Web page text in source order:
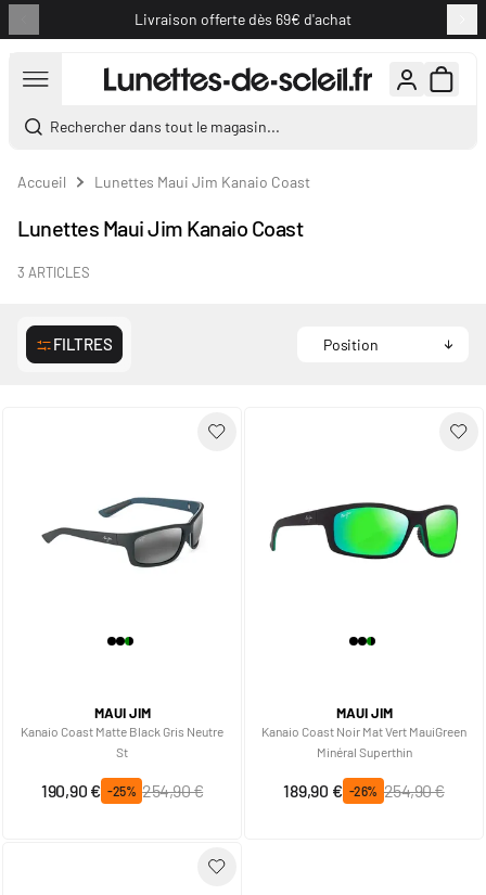
Livraison offerte dès 69€ d'achat
Rechercher dans tout le magasin...
Accueil Lunettes Maui Jim Kanaio Coast
Lunettes Maui Jim Kanaio Coast
3 ARTICLES
FILTRES
MAUI JIM
Kanaio Coast Matte Black Gris Neutre
St
Prix spécial
190,90 € -25%
Prix normal
254,90 €
MAUI JIM
Kanaio Coast Noir Mat Vert MauiGreen
Minéral Superthin
Prix spécial
189,90 € -26%
Prix normal
254,90 €